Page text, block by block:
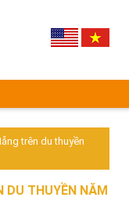
trên du thuyền
DU THUYỀN NĂM